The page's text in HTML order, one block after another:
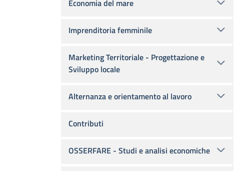
Economia del mare
Imprenditoria femminile
Marketing Territoriale - Progettazione e
Sviluppo locale
Alternanza e orientamento al lavoro
Contributi
OSSERFARE - Studi e analisi economiche